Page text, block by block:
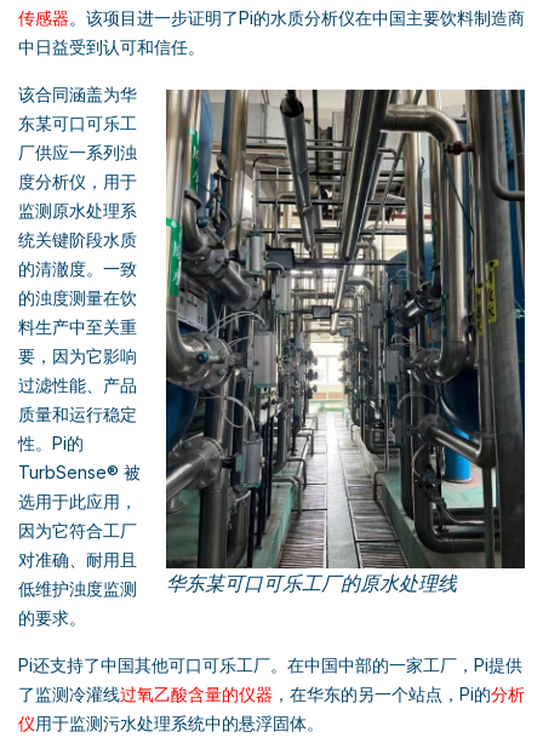
传感器。该项目进一步证明了Pi的水质分析仪在中国主要饮料制造商
中日益受到认可和信任。
华东某可口可乐工厂的原水处理线
该合同涵盖为华
东某可口可乐工
厂供应一系列浊
度分析仪，用于
监测原水处理系
统关键阶段水质
的清澈度。一致
的浊度测量在饮
料生产中至关重
要，因为它影响
过滤性能、产品
质量和运行稳定
性。Pi的
TurbSense® 被
选用于此应用，
因为它符合工厂
对准确、耐用且
低维护浊度监测
的要求。
Pi还支持了中国其他可口可乐工厂。在中国中部的一家工厂，Pi提供
了监测冷灌线过氧乙酸含量的仪器 ，在华东的另一个站点，Pi的分析
仪用于监测污水处理系统中的悬浮固体。